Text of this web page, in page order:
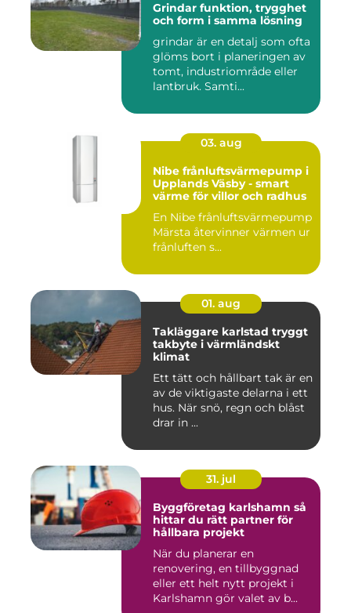
Grindar funktion, trygghet
och form i samma lösning
grindar är en detalj som ofta
glöms bort i planeringen av
tomt, industriområde eller
lantbruk. Samti...
03. aug
Nibe frånluftsvärmepump i
Upplands Väsby - smart
värme för villor och radhus
En Nibe frånluftsvärmepump
Märsta återvinner värmen ur
frånluften s...
01. aug
Takläggare karlstad tryggt
takbyte i värmländskt
klimat
Ett tätt och hållbart tak är en
av de viktigaste delarna i ett
hus. När snö, regn och blåst
drar in ...
31. jul
Byggföretag karlshamn så
hittar du rätt partner för
hållbara projekt
När du planerar en
renovering, en tillbyggnad
eller ett helt nytt projekt i
Karlshamn gör valet av b...